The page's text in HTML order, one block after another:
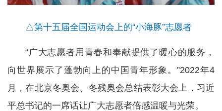
△第十五届全国运动会上的“小海豚”志愿者
“广大志愿者用青春和奉献提供了暖心的服务，
向世界展示了蓬勃向上的中国青年形象。”2022年4
月，在北京冬奥会、冬残奥会总结表彰大会上，习近
平总书记的一席话让广大志愿者倍感温暖与光荣。